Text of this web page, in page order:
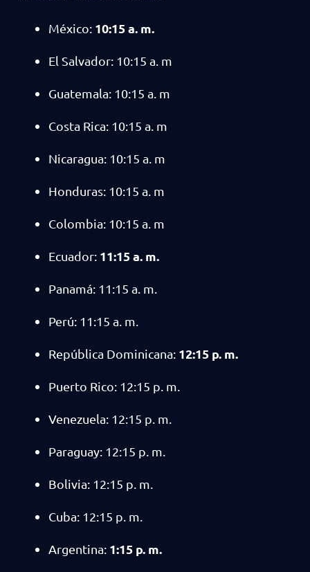
México: 10:15 a. m.
El Salvador: 10:15 a. m
Guatemala: 10:15 a. m
Costa Rica: 10:15 a. m
Nicaragua: 10:15 a. m
Honduras: 10:15 a. m
Colombia: 10:15 a. m
Ecuador: 11:15 a. m.
Panamá: 11:15 a. m.
Perú: 11:15 a. m.
República Dominicana: 12:15 p. m.
Puerto Rico: 12:15 p. m.
Venezuela: 12:15 p. m.
Paraguay: 12:15 p. m.
Bolivia: 12:15 p. m.
Cuba: 12:15 p. m.
Argentina: 1:15 p. m.